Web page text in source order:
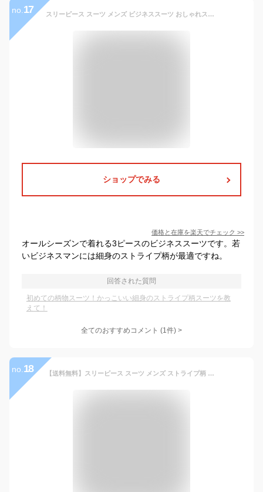
no. 17 スリーピース スーツ メンズ ビジネススーツ おしゃれスーツ 3ピーススーツ ストライプ柄 スリムスーツ カジュアル フォーマル セットアップ スタイリッシュ 細身 大きいサイズ オフィス 通勤 結婚式 二次会 成人式春 夏 秋 冬 オールシーズン 送料無料
ショップでみる
価格と在庫を楽天でチェック >>
オールシーズンで着れる3ピースのビジネススーツです。若
いビジネスマンには細身のストライプ柄が最適ですね。
回答された質問
初めての柄物スーツ！かっこいい細身のストライプ柄スーツを教
えて！
全てのおすすめコメント (1件) >
no. 18 【送料無料】スリーピース スーツ メンズ ストライプ柄 ビジネススーツ スリムスーツ オシャレ カジュアル スーツ メンズスーツ セットアップ スタイリッシュ 細身 大きいサイズ 洗える オフィス 通勤 結婚式 二次会 飲み会 春 夏 秋 冬 オールシーズン